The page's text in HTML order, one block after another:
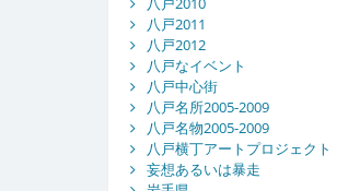
八戸2011
八戸2012
八戸なイベント
八戸中心街
八戸名所2005-2009
八戸名物2005-2009
八戸横丁アートプロジェクト
妄想あるいは暴走